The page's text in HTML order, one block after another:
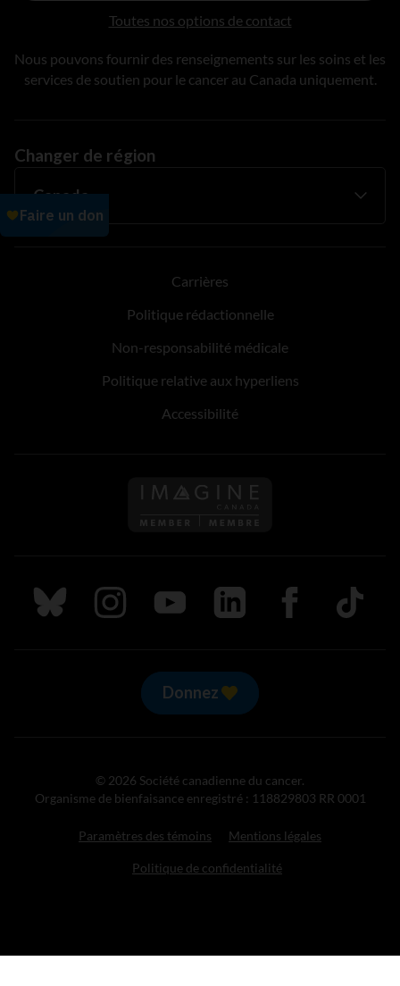
Toutes nos options de contact
Nous pouvons fournir des renseignements sur les soins et les
services de soutien pour le cancer au Canada uniquement.
Changer de région
Carrières
Politique rédactionnelle
Non-responsabilité médicale
Politique relative aux hyperliens
Accessibilité
Suivez nous sur Bluesky
Suivez nous sur Instagram
Suivez nous sur Youtube
Suivez nous sur LinkedIn
Suivez nous sur
TikTok
Donnez
© 2026 Société canadienne du cancer.
Organisme de bienfaisance enregistré : 118829803 RR 0001
Paramètres des témoins Mentions légales
Politique de confidentialité